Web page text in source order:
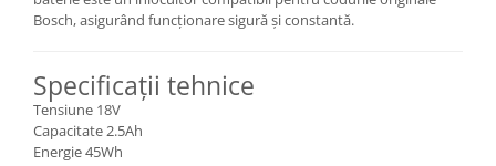
Bosch, asigurând funcționare sigură și constantă.
Specificații tehnice
Tensiune 18V
Capacitate 2.5Ah
Energie 45Wh